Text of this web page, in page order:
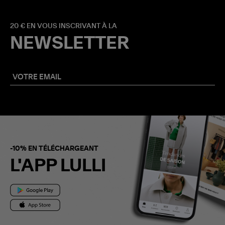
20 € EN VOUS INSCRIVANT À LA
NEWSLETTER
-10% EN TÉLÉCHARGEANT
L'APP LULLI